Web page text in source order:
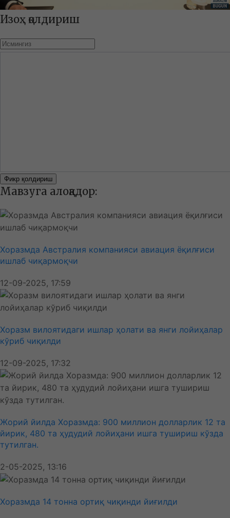
Изоҳ қолдириш
Фикр қолдириш
Мавзуга алоқадор:
Хоразмда Австралия компанияси авиация ёқилғиси
ишлаб чиқармоқчи
12-09-2025, 17:59
Хоразм вилоятидаги ишлар ҳолати ва янги лойиҳалар
кўриб чиқилди
12-09-2025, 17:32
Жорий йилда Хоразмда: 900 миллион долларлик 12 та
йирик, 480 та ҳудудий лойиҳани ишга тушириш кўзда
тутилган.
2-05-2025, 13:16
Хоразмда 14 тонна ортиқ чиқинди йиғилди